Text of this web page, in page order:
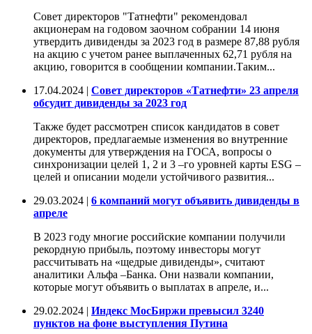
Совет директоров "Татнефти" рекомендовал
акционерам на годовом заочном собрании 14 июня
утвердить дивиденды за 2023 год в размере 87,88 рубля
на акцию с учетом ранее выплаченных 62,71 рубля на
акцию, говорится в сообщении компании.Таким...
17.04.2024 | Совет директоров «Татнефти» 23 апреля
обсудит дивиденды за 2023 год
Также будет рассмотрен список кандидатов в совет
директоров, предлагаемые изменения во внутренние
документы для утверждения на ГОСА, вопросы о
синхронизации целей 1, 2 и 3 –го уровней карты ESG –
целей и описании модели устойчивого развития...
29.03.2024 | 6 компаний могут объявить дивиденды в
апреле
В 2023 году многие российские компании получили
рекордную прибыль, поэтому инвесторы могут
рассчитывать на «щедрые дивиденды», считают
аналитики Альфа –Банка. Они назвали компании,
которые могут объявить о выплатах в апреле, и...
29.02.2024 | Индекс МосБиржи превысил 3240
пунктов на фоне выступления Путина